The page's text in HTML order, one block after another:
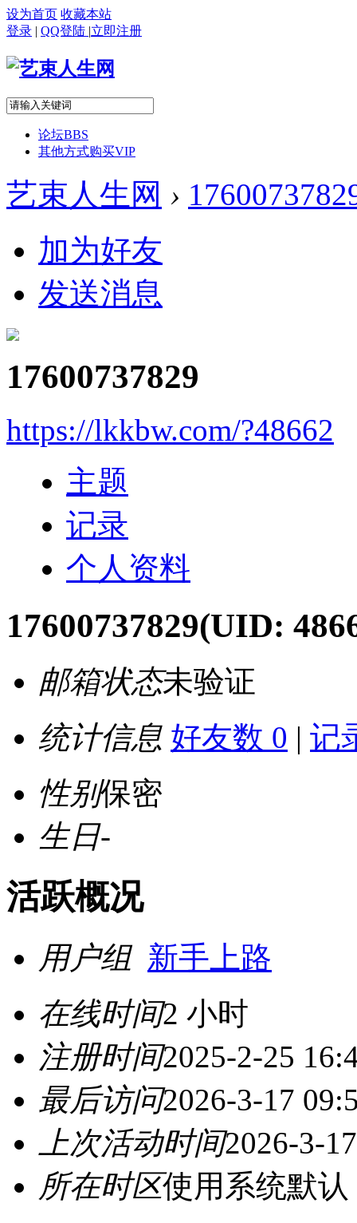
设为首页 收藏本站
登录 | QQ登陆 |立即注册
论坛BBS
其他方式购买VIP
艺束人生网 ›
加为好友
发送消息
17600737829
https://lkkbw.com/?48662
主题
记录
个人资料
17600737829(UID:
邮箱状态未验证
统计信息 好友数 0 | 记
性别保密
生日-
活跃概况
用户组 新手上路
在线时间2 小时
注册时间2025-2-25
最后访问2026-3-17
上次活动时间2026-3-
所在时区使用系统默认